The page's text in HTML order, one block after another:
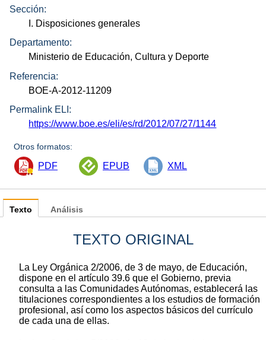
Sección:
I. Disposiciones generales
Departamento:
Ministerio de Educación, Cultura y Deporte
Referencia:
BOE-A-2012-11209
Permalink ELI:
https://www.boe.es/eli/es/rd/2012/07/27/1144
Otros formatos:
PDF EPUB XML
Texto
TEXTO ORIGINAL
La Ley Orgánica 2/2006, de 3 de mayo, de Educación,
dispone en el artículo 39.6 que el Gobierno, previa
consulta a las Comunidades Autónomas, establecerá las
titulaciones correspondientes a los estudios de formación
profesional, así como los aspectos básicos del currículo
de cada una de ellas.
Análisis